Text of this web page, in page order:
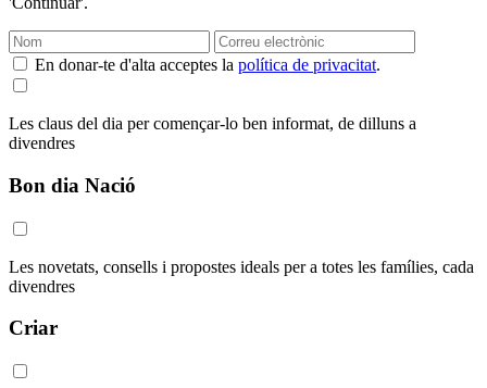
En donar-te d'alta acceptes la política de privacitat.
Les claus del dia per començar-lo ben informat, de dilluns a
divendres
Bon dia Nació
Les novetats, consells i propostes ideals per a totes les famílies, cada
divendres
Criar